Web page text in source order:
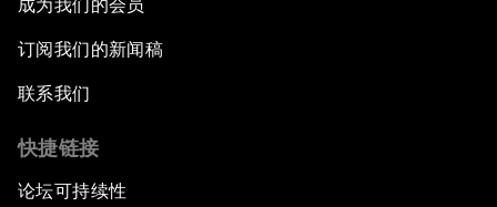
成为我们的会员
订阅我们的新闻稿
联系我们
快捷链接
论坛可持续性